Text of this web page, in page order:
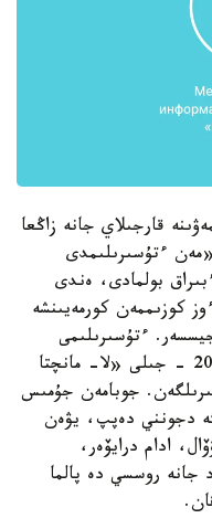
قارجىلاي جانە زاڭعا
«مەن ءتۇسىرىلىمدى
بولمادى، ەندى
كوزىممەن كورمەيىنشە
ءتۇسىرىلىمى
سونشالىق جىر بولعان فيلم تۋرالى 2002 - جىلى «لا- مانچتا
جوبامەن جۇمىس
دجونني دەپپ، يۋەن
ادام درايۆەر،
جانە روسسي دە پالما